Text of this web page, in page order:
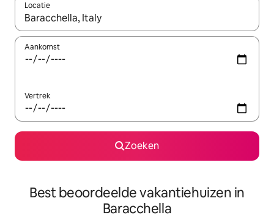
Locatie
Wanneer er suggesties beschikbaar zijn, maak je een keuze
Aankomst
Vertrek
Zoeken
Best beoordeelde vakantiehuizen in
Baracchella